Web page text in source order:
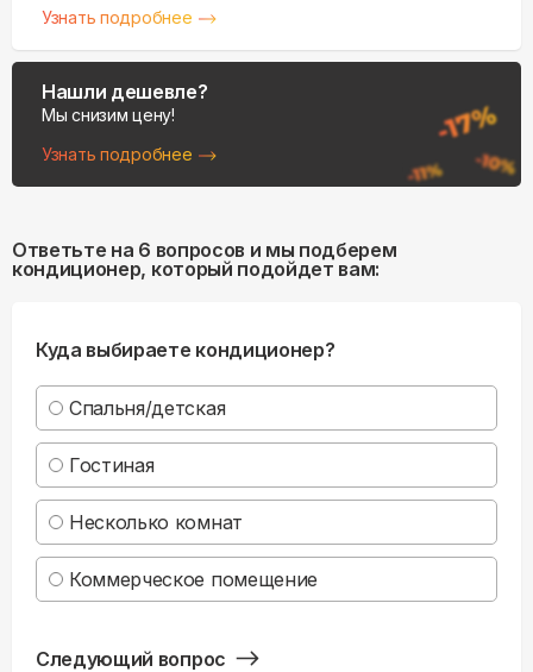
Узнать подробнее
Нашли дешевле?
Мы снизим цену!
Узнать подробнее
Ответьте на 6 вопросов и мы подберем
кондиционер, который подойдет вам:
Куда выбираете кондиционер?
Спальня/детская
Гостиная
Несколько комнат
Коммерческое помещение
Следующий вопрос